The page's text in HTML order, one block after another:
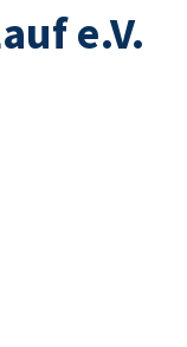
e.V.